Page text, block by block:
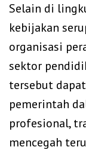
Selain di
kebijakan
organisasi
sektor
tersebut
pemerintah
profesional,
mencegah